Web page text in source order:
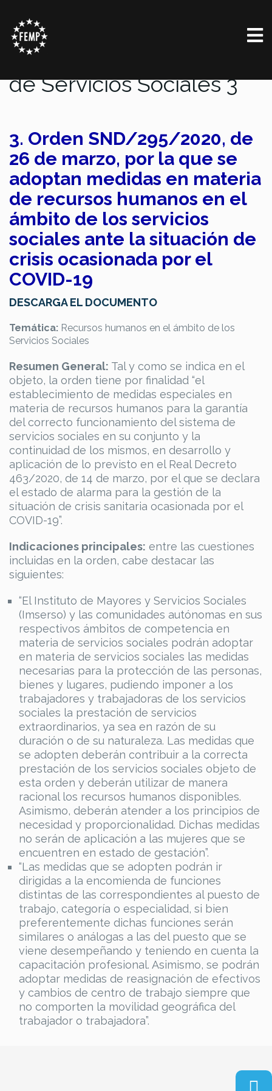
Relación de documentos
de Servicios Sociales 3
3. Orden SND/295/2020, de
26 de marzo, por la que se
adoptan medidas en materia
de recursos humanos en el
ámbito de los servicios
sociales ante la situación de
crisis ocasionada por el
COVID-19
DESCARGA EL DOCUMENTO
Temática: Recursos humanos en el ámbito de los
Servicios Sociales
Resumen General: Tal y como se indica en el
objeto, la orden tiene por finalidad “el
establecimiento de medidas especiales en
materia de recursos humanos para la garantía
del correcto funcionamiento del sistema de
servicios sociales en su conjunto y la
continuidad de los mismos, en desarrollo y
aplicación de lo previsto en el Real Decreto
463/2020, de 14 de marzo, por el que se declara
el estado de alarma para la gestión de la
situación de crisis sanitaria ocasionada por el
COVID-19”.
Indicaciones principales: entre las cuestiones
incluidas en la orden, cabe destacar las
siguientes:
“El Instituto de Mayores y Servicios Sociales
(Imserso) y las comunidades autónomas en sus
respectivos ámbitos de competencia en
materia de servicios sociales podrán adoptar
en materia de servicios sociales las medidas
necesarias para la protección de las personas,
bienes y lugares, pudiendo imponer a los
trabajadores y trabajadoras de los servicios
sociales la prestación de servicios
extraordinarios, ya sea en razón de su
duración o de su naturaleza. Las medidas que
se adopten deberán contribuir a la correcta
prestación de los servicios sociales objeto de
esta orden y deberán utilizar de manera
racional los recursos humanos disponibles.
Asimismo, deberán atender a los principios de
necesidad y proporcionalidad. Dichas medidas
no serán de aplicación a las mujeres que se
encuentren en estado de gestación”.
“Las medidas que se adopten podrán ir
dirigidas a la encomienda de funciones
distintas de las correspondientes al puesto de
trabajo, categoría o especialidad, si bien
preferentemente dichas funciones serán
similares o análogas a las del puesto que se
viene desempeñando y teniendo en cuenta la
capacitación profesional. Asimismo, se podrán
adoptar medidas de reasignación de efectivos
y cambios de centro de trabajo siempre que
no comporten la movilidad geográfica del
trabajador o trabajadora”.